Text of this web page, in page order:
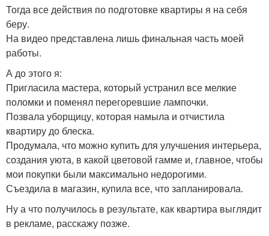
Тогда все действия по подготовке квартиры я на себя
беру.
На видео представлена лишь финальная часть моей
работы.
А до этого я:
Пригласила мастера, который устранил все мелкие
поломки и поменял перегоревшие лампочки.
Позвала уборщицу, которая намыла и отчистила
квартиру до блеска.
Продумала, что можно купить для улучшения интерьера,
создания уюта, в какой цветовой гамме и, главное, чтобы
мои покупки были максимально недорогими.
Съездила в магазин, купила все, что запланировала.
Ну а что получилось в результате, как квартира выглядит
в рекламе, расскажу позже.